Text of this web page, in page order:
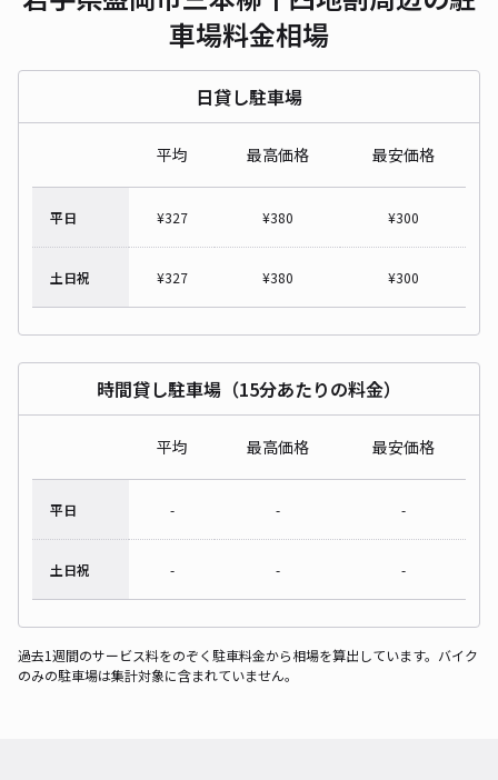
車場料金相場
日貸し駐車場
平均 最高価格 最安価格
平日 ¥327 ¥380 ¥300
土日祝 ¥327 ¥380 ¥300
時間貸し駐車場（15分あたりの料金）
平均 最高価格 最安価格
平日 - - -
土日祝 - - -
過去1週間のサービス料をのぞく駐車料金から相場を算出しています。バイク
のみの駐車場は集計対象に含まれていません。